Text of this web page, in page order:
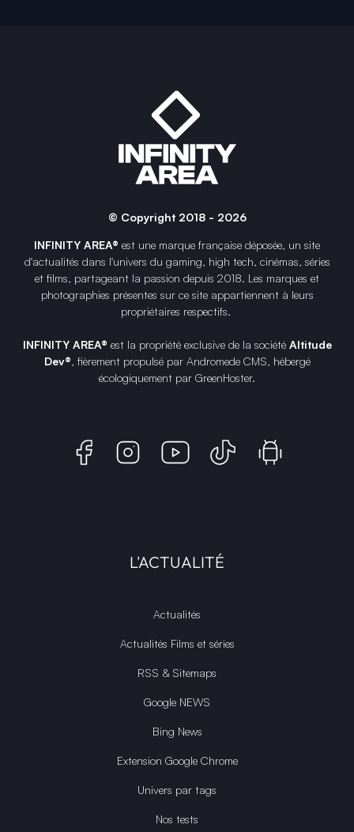
© Copyright 2018 - 2026
INFINITY AREA® est une marque française déposée, un site
d'actualités dans l'univers du gaming, high tech, cinémas, séries
et films, partageant la passion depuis 2018. Les marques et
photographies présentes sur ce site appartiennent à leurs
propriétaires respectifs.
INFINITY AREA® est la propriété exclusive de la société Altitude
Dev®, fièrement propulsé par Andromede CMS, hébergé
écologiquement par GreenHoster.
L'ACTUALITÉ
Actualités
Actualités Films et séries
RSS & Sitemaps
Google NEWS
Bing News
Extension Google Chrome
Univers par tags
Nos tests